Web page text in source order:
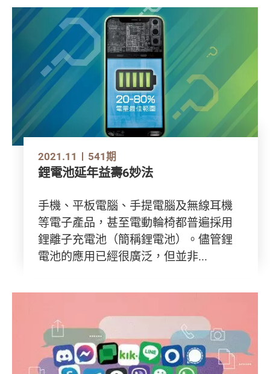
2021.11 541期
鋰電池延年益壽6妙法
手機、平板電腦、手提電腦及無線耳機
等電子產品，甚至電動輪椅都普遍採用
鋰離子充電池（簡稱鋰電池）。儘管鋰
電池的應用已經很廣泛，但並非...